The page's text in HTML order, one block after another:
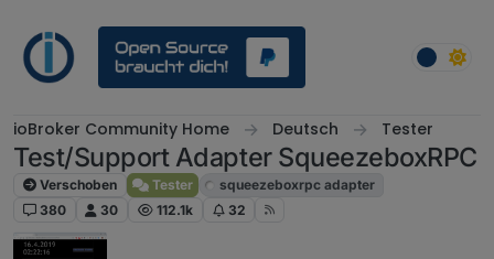
ioBroker Community Home Deutsch Tester
Test/Support Adapter SqueezeboxRPC
Verschoben Tester
squeezeboxrpc adapter
380
30 112.1k 32